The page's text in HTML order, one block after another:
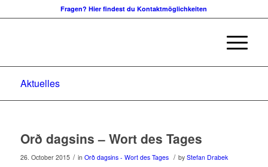
Fragen? Hier findest du Kontaktmöglichkeiten
Aktuelles
Orð dagsins – Wort des Tages
26. October 2015 / in Orð dagsins - Wort des Tages / by Stefan Drabek